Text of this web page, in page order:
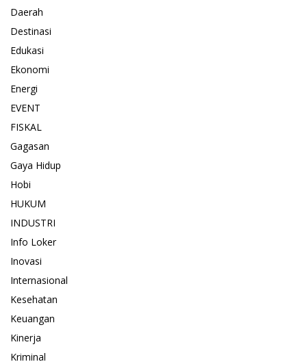
Daerah
Destinasi
Edukasi
Ekonomi
Energi
EVENT
FISKAL
Gagasan
Gaya Hidup
Hobi
HUKUM
INDUSTRI
Info Loker
Inovasi
Internasional
Kesehatan
Keuangan
Kinerja
Kriminal